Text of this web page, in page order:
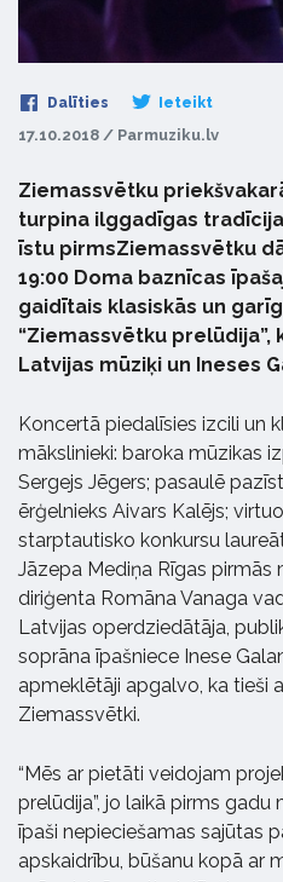
Dalīties Ieteikt
17.10.2018 / Parmuziku.lv
Ziemassvētku
turpina ilggadīgas
īstu pirmsZiemassvētku
19:00 Doma baznīcas
gaidītais klasiskās un
“Ziemassvētku
Latvijas mūziķi un Ineses
Koncertā piedalīsies izcili un
mākslinieki: baroka mūzikas
Sergejs Jēgers; pasaulē
ērģelnieks Aivars Kalējs;
starptautisko konkursu
Jāzepa Mediņa Rīgas pirmās
diriģenta Romāna Vanaga
Latvijas operdziedātāja,
soprāna īpašniece Inese
apmeklētāji apgalvo, ka tieši
Ziemassvētki.
“Mēs ar pietāti veidojam
prelūdija”, jo laikā pirms
īpaši nepieciešamas sajūtas
apskaidrību, būšanu kopā ar